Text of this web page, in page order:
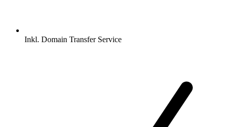
Inkl. Domain Transfer Service